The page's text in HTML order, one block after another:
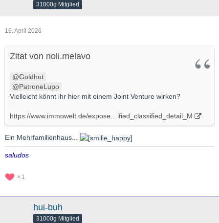
31000g Mitglied
16. April 2026
Zitat von noli.melavo
Goldhut
PatroneLupo
Vielleicht könnt ihr hier mit einem Joint Venture wirken?
https://www.immowelt.de/expose…ified_classified_detail_M
Ein Mehrfamilienhaus...
saludos
1
hui-buh
31000g Mitglied